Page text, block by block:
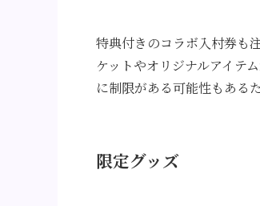
特典付きのコラボ入村券も
ケットやオリジナルアイテ
に制限がある可能性もある
限定グッズ